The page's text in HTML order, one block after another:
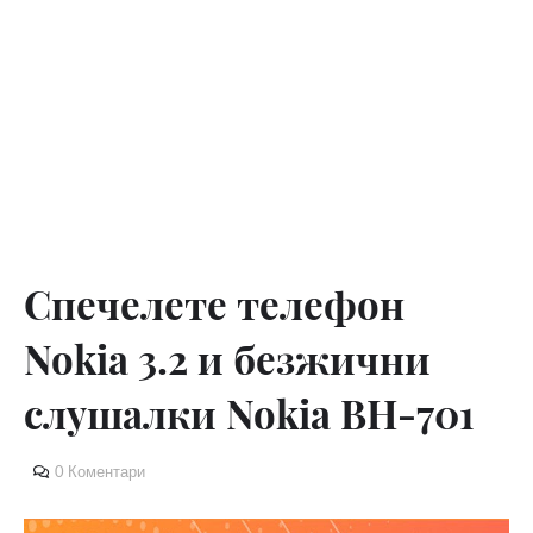
Спечелете телефон
Nokia 3.2 и безжични
слушалки Nokia BH-701
0 Коментари